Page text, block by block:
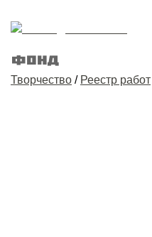
Творчество / Реестр работ